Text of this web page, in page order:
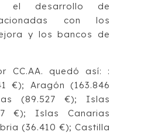
el desarrollo de
con los
y los bancos de
CC.AA. quedó así: :
€); Aragón (163.846
(89.527 €); Islas
€); Islas Canarias
(36.410 €); Castilla